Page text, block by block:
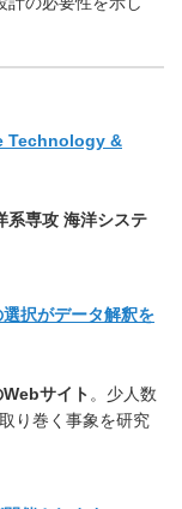
Technology &
系専攻 海洋システ
択がデータ解釈を
サイト 。少人数
り巻く事象を研究